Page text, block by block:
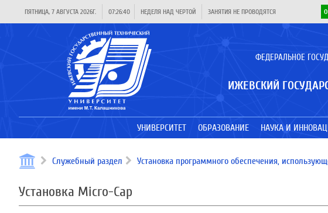
ПЯТНИЦА, 7 АВГУСТА 2026Г. 07:26:41 НЕДЕЛЯ НАД ЧЕРТОЙ ЗАНЯТИЯ НЕ ПРОВОДЯТСЯ
ФЕДЕРАЛЬНОЕ
ИЖЕВСКИЙ
УНИВЕРСИТЕТ ОБРАЗОВАНИЕ НАУКА И
Служебный раздел Установка программного обеспечения,
Установка Micro-Cap